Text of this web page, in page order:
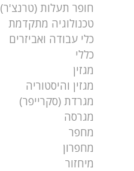
חופר תעלות (טרנצ'ר)
טכנולוגיה מתקדמת
כלי עבודה ואביזרים
כללי
מגזין
מגזין והיסטוריה
מגרדת (סקרייפר)
מגרסה
מחפר
מחפרון
מיחזור